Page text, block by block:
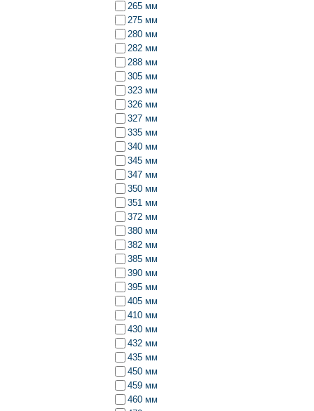
265 мм
275 мм
280 мм
282 мм
288 мм
305 мм
323 мм
326 мм
327 мм
335 мм
340 мм
345 мм
347 мм
350 мм
351 мм
372 мм
380 мм
382 мм
385 мм
390 мм
395 мм
405 мм
410 мм
430 мм
432 мм
435 мм
450 мм
459 мм
460 мм